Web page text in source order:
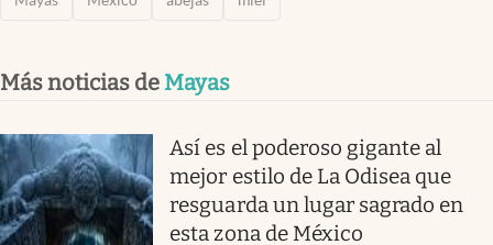
Más noticias de Mayas
Así es el poderoso gigante al
mejor estilo de La Odisea que
resguarda un lugar sagrado en
esta zona de México